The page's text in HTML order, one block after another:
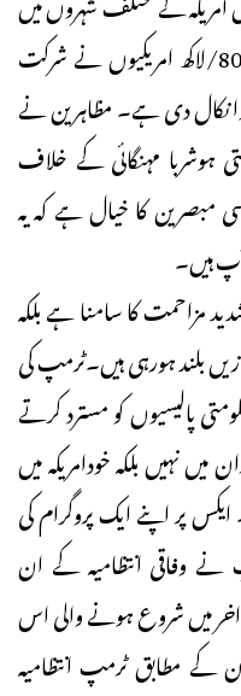
ہوئے ’نوکنگس‘ مظاہروں میں تقریباً 80/لاکھ امریکیوں نے شرکت
نکال دی ہے۔ مظاہرین نے
ہوشربا مہنگائی کے خلاف
کا خیال ہے کہ یہ
ہیں۔
مزاحمت کا سامنا ہے بلکہ
بلند ہورہی ہیں۔ٹرمپ کی
پالیسیوں کو مسترد کرتے
نہیں بلکہ خودامریکہ میں
پر اپنے ایک پروگرام کی
وفاقی انتظامیہ کے ان
میں شروع ہونے والی اس
مطابق ٹرمپ انتظامیہ